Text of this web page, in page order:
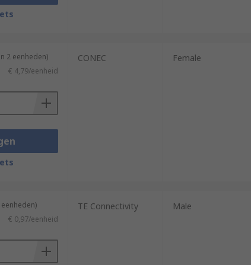
2 eenheden)
€ 4,79/eenheid
CONEC Female
€ 0,97/eenheid
TE Connectivity Male